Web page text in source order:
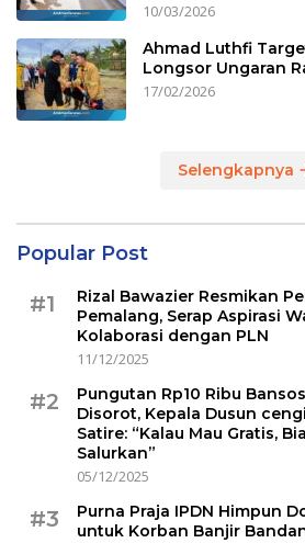
10/03/2026
Ahmad Luthfi
Longsor Ungaran
17/02/2026
Selengkapnya
Popular Post
#1
Rizal Bawazier Resmikan
Pemalang, Serap Aspirasi
Kolaborasi dengan PLN
11/12/2025
#2
Pungutan Rp10 Ribu
Disorot, Kepala Dusun
Satire: “Kalau Mau Gratis,
Salurkan”
05/12/2025
#3
Purna Praja IPDN Himpun
untuk Korban Banjir